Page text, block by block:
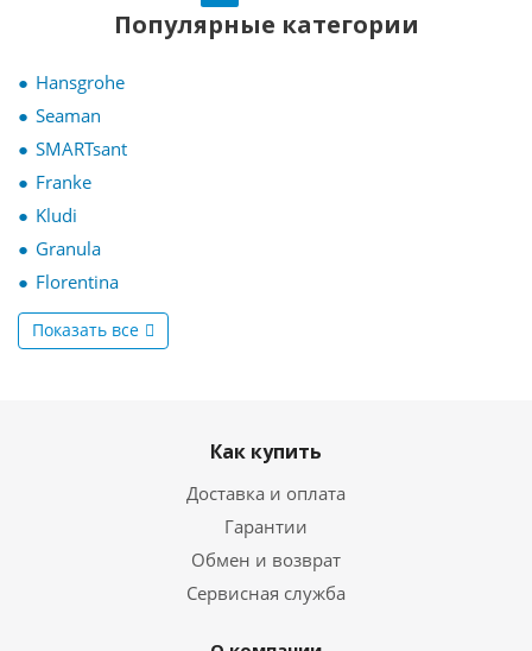
Популярные категории
Hansgrohe
Seaman
SMARTsant
Franke
Kludi
Granula
Florentina
Показать все
Как купить
Доставка и оплата
Гарантии
Обмен и возврат
Сервисная служба